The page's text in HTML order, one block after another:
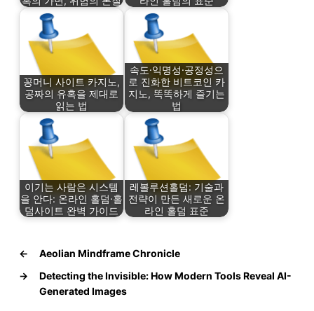
꽁머니 사이트 카지노,
공짜의 유혹을 제대로
읽는 법
속도·익명성·공정성으
로 진화한 비트코인 카
지노, 똑똑하게 즐기는
법
이기는 사람은 시스템
을 안다: 온라인 홀덤·홀
덤사이트 완벽 가이드
레볼루션홀덤: 기술과
전략이 만든 새로운 온
라인 홀덤 표준
←
Aeolian Mindframe Chronicle
→
Detecting the Invisible: How Modern Tools Reveal AI-
Generated Images